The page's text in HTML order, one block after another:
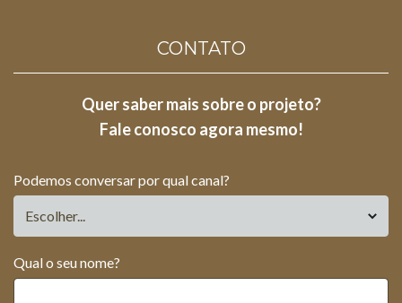
Apartamentos tipo stúdio, gardens e coberturas de 28m² a
CONTATO
Quer saber mais sobre o projeto?
Fale conosco agora mesmo!
Podemos conversar por qual canal?
Qual o seu nome?